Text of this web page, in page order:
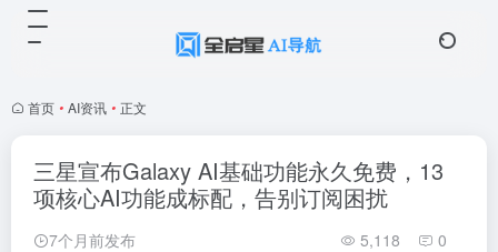
首页 • AI资讯 • 正文
三星宣布Galaxy AI基础功能永久免费，13
项核心AI功能成标配，告别订阅困扰
7个月前发布 5,118 0